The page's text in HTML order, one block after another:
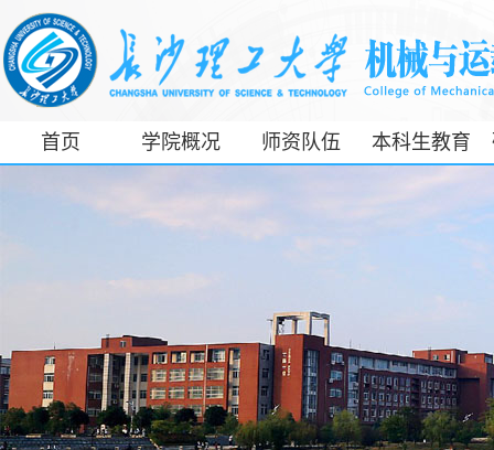
首页 学院概况 师资队伍 本科生教育
工信部专精特